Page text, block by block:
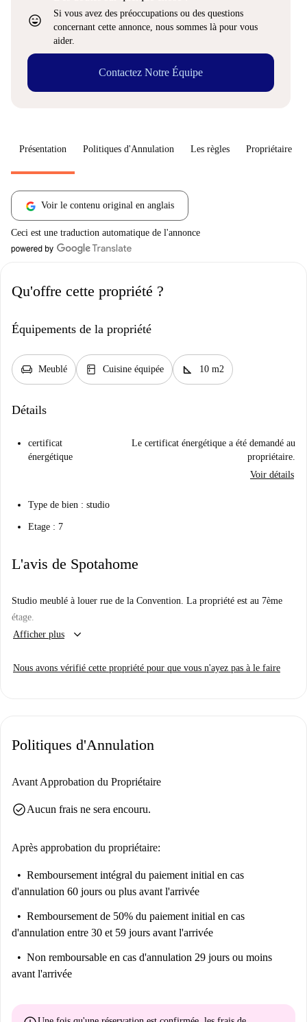
sentiment_very_satisfied
Si vous avez des préoccupations ou des questions
concernant cette annonce, nous sommes là pour vous
aider.
Contactez Notre Équipe
Présentation Politiques d'Annulation Les règles Propriétaire
Voir le contenu original en anglais
Ceci est une traduction automatique de l'annonce
Qu'offre cette propriété ?
Équipements de la propriété
chair Meublé kitchen Cuisine équipée square_foot 10 m2
Détails
certificat
énergétique
Le certificat énergétique a été demandé au
propriétaire.
Voir détails
Type de bien : studio
Etage : 7
L'avis de Spotahome
Studio meublé à louer rue de la Convention. La propriété est au 7ème
étage.
Afficher plus
keyboard_arrow_down
Nous avons vérifié cette propriété pour que vous n'ayez pas à le faire
Politiques d'Annulation
Avant Approbation du Propriétaire
check_circleAucun frais ne sera encouru.
Après approbation du propriétaire:
Remboursement intégral du paiement initial en cas
d'annulation 60 jours ou plus avant l'arrivée
Remboursement de 50% du paiement initial en cas
d'annulation entre 30 et 59 jours avant l'arrivée
Non remboursable en cas d'annulation 29 jours ou moins
avant l'arrivée